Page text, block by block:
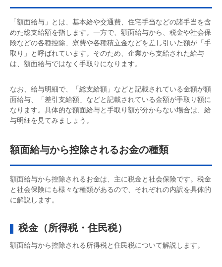
「額面給与」とは、基本給や交通費、住宅手当などの諸手当を含
めた総支給額を指します。一方で、額面給与から、税金や社会保
険などの各種控除、寮費や各種積立金などを差し引いた額が「手
取り」と呼ばれています。そのため、企業から支給された給与
は、額面給与ではなく手取りになります。
なお、給与明細で、「総支給額」などと記載されている金額が額
面給与、「差引支給額」などと記載されている金額が手取り額に
なります。具体的な額面給与と手取り額が分からない場合は、給
与明細を見てみましょう。
額面給与から控除されるお金の種類
額面給与から控除されるお金は、主に税金と社会保険です。税金
と社会保険にも様々な種類があるので、それぞれの内訳を具体的
に解説します。
税金（所得税・住民税）
額面給与から控除される所得税と住民税について解説します。